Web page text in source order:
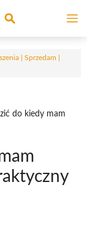
| Sprzedam |
do kiedy mam